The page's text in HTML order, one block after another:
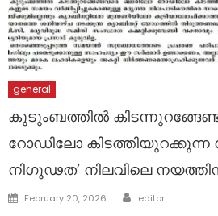
general
കുടുംബത്തില്‍
റോഡിലോ കിടത്തിയുറക്കുന്ന
നിഗൂഢത’ നിലവിലെ
Posted
February 20, 2026 Author
editor